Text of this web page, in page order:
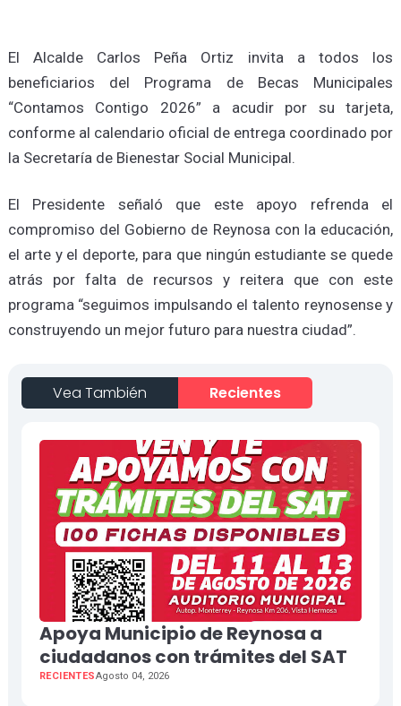
El Alcalde Carlos Peña Ortiz invita a todos los
beneficiarios del Programa de Becas Municipales
“Contamos Contigo 2026” a acudir por su tarjeta,
conforme al calendario oficial de entrega coordinado por
la Secretaría de Bienestar Social Municipal.
El Presidente señaló que este apoyo refrenda el
compromiso del Gobierno de Reynosa con la educación,
el arte y el deporte, para que ningún estudiante se quede
atrás por falta de recursos y reitera que con este
programa “seguimos impulsando el talento reynosense y
construyendo un mejor futuro para nuestra ciudad”.
Vea También Recientes
Apoya Municipio de Reynosa a
ciudadanos con trámites del SAT
RECIENTESAgosto 04, 2026